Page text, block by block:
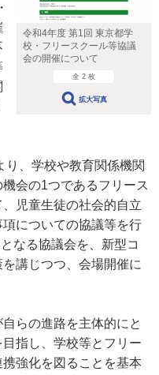
令和4年度 第1回 東京都学
校・フリースクール等協議
会の開催について
全 2 枚
拡大写真
、学校や教育関係機関
会の1つであるフリース
児童生徒の社会的自立
についての協議等を行
なる協議会を、新型コ
講じつつ、会場開催に
らの進路を主体的にと
指し、学校等とフリー
強化を図ることを基本